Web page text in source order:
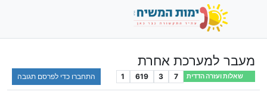
מעבר למערכת אחרת
שאלות ועזרה הדדית 7
3
619
1 התחברו כדי לפרסם תגובה